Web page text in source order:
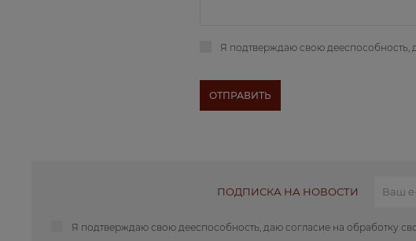
Я подтверждаю свою дееспособность,
ПОДПИСКА НА НОВОСТИ
Я подтверждаю свою дееспособность, даю согласие на обработку